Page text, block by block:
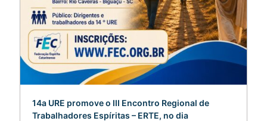
14a URE promove o III Encontro Regional de
Trabalhadores Espíritas – ERTE, no dia